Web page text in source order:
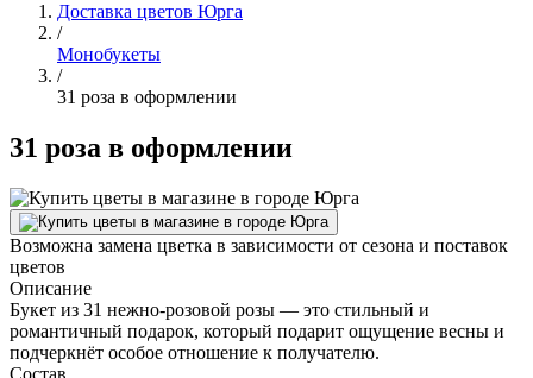
Доставка цветов Юрга
/
Монобукеты
/
31 роза в оформлении
31 роза в оформлении
Возможна замена цветка в зависимости от сезона и поставок
цветов
Описание
Букет из 31 нежно-розовой розы — это стильный и
романтичный подарок, который подарит ощущение весны и
подчеркнёт особое отношение к получателю.
Состав